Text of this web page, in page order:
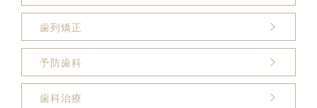
歯列矯正
予防歯科
歯科治療